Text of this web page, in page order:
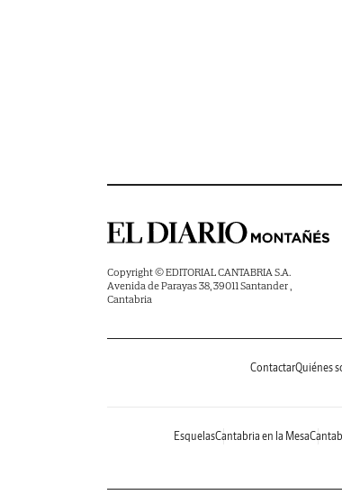
Copyright © EDITORIAL CANTABRIA S.A.
Avenida de Parayas 38, 39011 Santander ,
Cantabria
ContactarQuiénes
EsquelasCantabria en la Mesa